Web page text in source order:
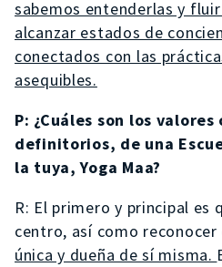
sabemos entenderlas y
alcanzar estados de
conectados con las
asequibles.
P: ¿Cuáles son los
definitorios, de una
la tuya, Yoga Maa?
R: El primero y principal es
centro, así como reconocer
única y dueña de sí misma.